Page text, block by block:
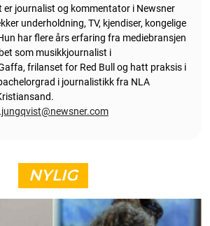
er journalist og kommentator i Newsner
underholdning, TV, kjendiser, kongelige
har flere års erfaring fra mediebransjen
som musikkjournalist i
frilanset for Red Bull og hatt praksis i
i journalistikk fra NLA
NYLIG